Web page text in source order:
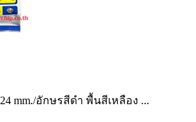
mm./อักษรสีดำ พื้นสีเหลือง ...